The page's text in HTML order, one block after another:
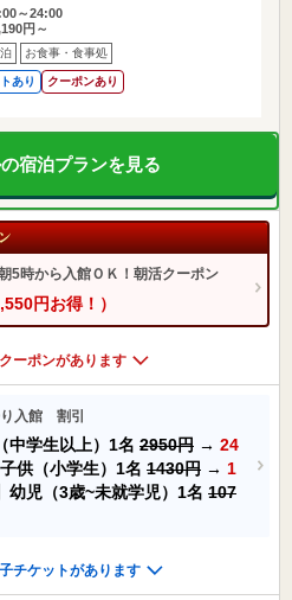
～24:00
円～
お食事・食事処
あり クーポンあり
宿泊プランを見る
5時から入館ＯＫ！朝活クーポン
円お得！）
ーポンがあります
入館 割引
中学生以上）1名 2950円 → 24
供（小学生）1名 1430円 → 1
幼児（3歳~未就学児）1名 107
チケットがあります